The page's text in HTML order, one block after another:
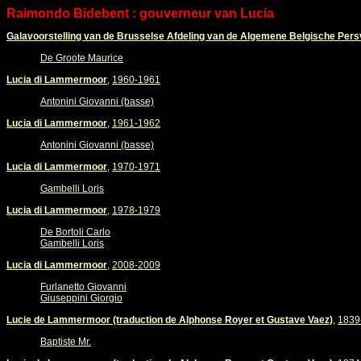
Raimondo Bidebent : gouverneur van Lucia
Galavoorstelling van de Brusselse Afdeling van de Algemene Belgische
De Groote Maurice
Lucia di Lammermoor, 1960-1961
Antonini Giovanni (basse)
Lucia di Lammermoor, 1961-1962
Antonini Giovanni (basse)
Lucia di Lammermoor, 1970-1971
Gambelli Loris
Lucia di Lammermoor, 1978-1979
De Bortoli Carlo
Gambelli Loris
Lucia di Lammermoor, 2008-2009
Furlanetto Giovanni
Giuseppini Giorgio
Lucie de Lammermoor (traduction de Alphonse Royer et Gustave Vaez),
Baptiste Mr.